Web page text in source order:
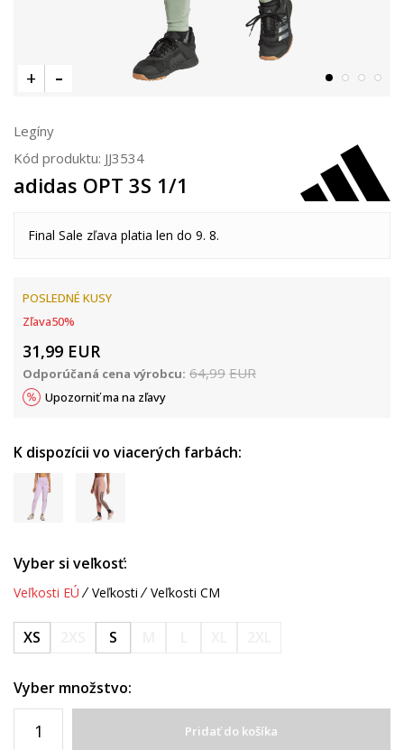
Legíny
Kód produktu: JJ3534
adidas OPT 3S 1/1
Final Sale zľava platia len do 9. 8.
POSLEDNÉ KUSY
Zľava50%
31,99 EUR
Odporúčaná cena výrobcu: 64,99 EUR
Upozorniť ma na zľavy
K dispozícii vo viacerých farbách:
Vyber si veľkosť:
Veľkosti EÚ Veľkosti Veľkosti CM
XS S
Vyber množstvo:
Pridať do košíka